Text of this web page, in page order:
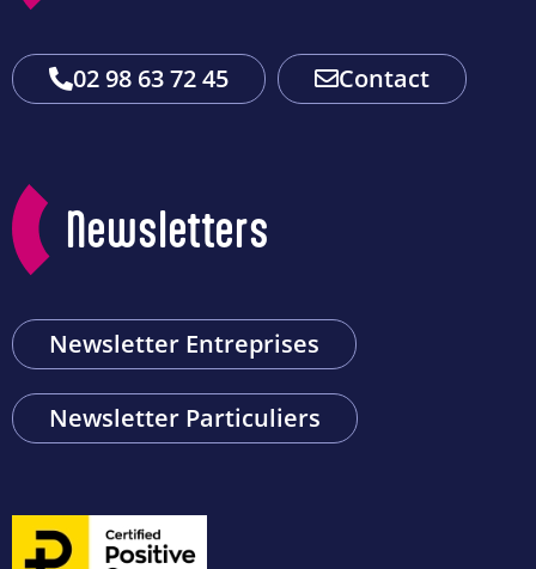
02 98 63 72 45 Contact
Newsletters
Newsletter Entreprises
Newsletter Particuliers